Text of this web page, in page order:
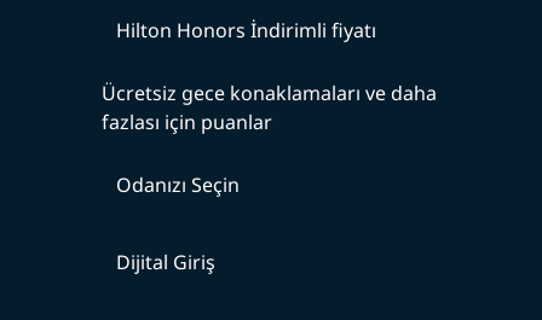
Hilton Honors İndirimli fiyatı
Ücretsiz gece konaklamaları ve daha
fazlası için puanlar
Odanızı Seçin
Dijital Giriş